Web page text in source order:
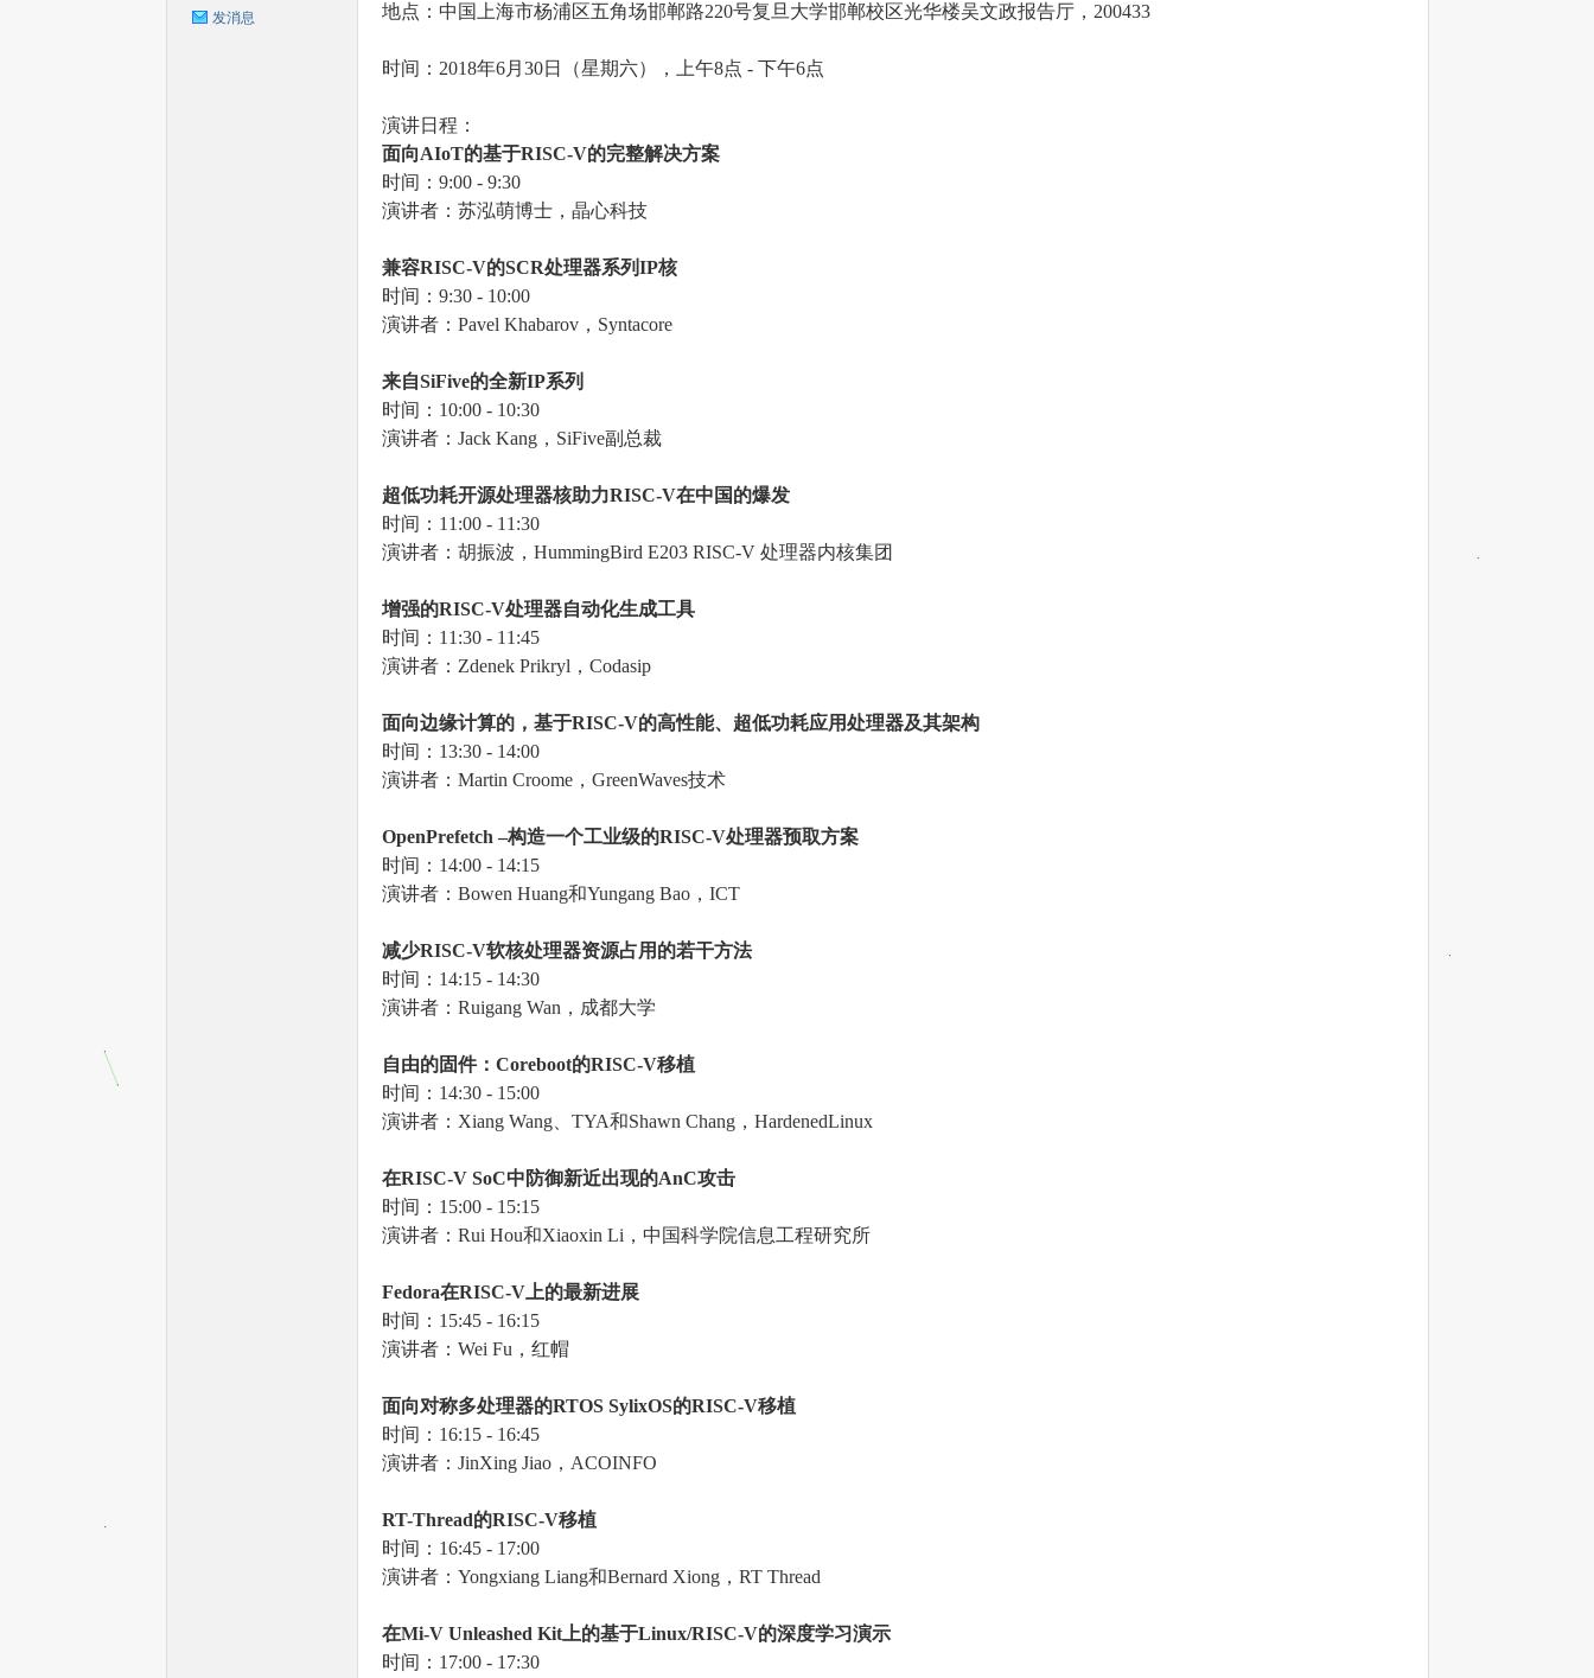
发消息 地点：中国上海市杨浦区五角场邯郸路220号复旦大学邯郸校区光华楼吴文政报告厅，200433
时间：2018年6月30日（星期六），上午8点 - 下午6点
演讲日程：
面向AIoT的基于RISC-V的完整解决方案
时间：9:00 - 9:30
演讲者：苏泓萌博士，晶心科技
兼容RISC-V的SCR处理器系列IP核
时间：9:30 - 10:00
演讲者：Pavel Khabarov，Syntacore
来自SiFive的全新IP系列
时间：10:00 - 10:30
演讲者：Jack Kang，SiFive副总裁
超低功耗开源处理器核助力RISC-V在中国的爆发
时间：11:00 - 11:30
演讲者：胡振波，HummingBird E203 RISC-V 处理器内核集团
增强的RISC-V处理器自动化生成工具
时间：11:30 - 11:45
演讲者：Zdenek Prikryl，Codasip
面向边缘计算的，基于RISC-V的高性能、超低功耗应用处理器及其架构
时间：13:30 - 14:00
演讲者：Martin Croome，GreenWaves技术
OpenPrefetch –构造一个工业级的RISC-V处理器预取方案
时间：14:00 - 14:15
演讲者：Bowen Huang和Yungang Bao，ICT
减少RISC-V软核处理器资源占用的若干方法
时间：14:15 - 14:30
演讲者：Ruigang Wan，成都大学
自由的固件：Coreboot的RISC-V移植
时间：14:30 - 15:00
演讲者：Xiang Wang、TYA和Shawn Chang，HardenedLinux
在RISC-V SoC中防御新近出现的AnC攻击
时间：15:00 - 15:15
演讲者：Rui Hou和Xiaoxin Li，中国科学院信息工程研究所
Fedora在RISC-V上的最新进展
时间：15:45 - 16:15
演讲者：Wei Fu，红帽
面向对称多处理器的RTOS SylixOS的RISC-V移植
时间：16:15 - 16:45
演讲者：JinXing Jiao，ACOINFO
RT-Thread的RISC-V移植
时间：16:45 - 17:00
演讲者：Yongxiang Liang和Bernard Xiong，RT Thread
在Mi-V Unleashed Kit上的基于Linux/RISC-V的深度学习演示
时间：17:00 - 17:30